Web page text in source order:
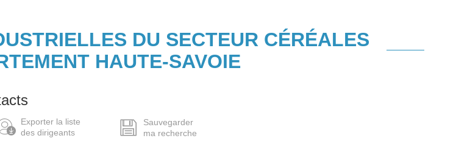
DU SECTEUR CÉRÉALES
HAUTE-SAVOIE
Exporter la liste
des dirigeants
Sauvegarder
ma recherche